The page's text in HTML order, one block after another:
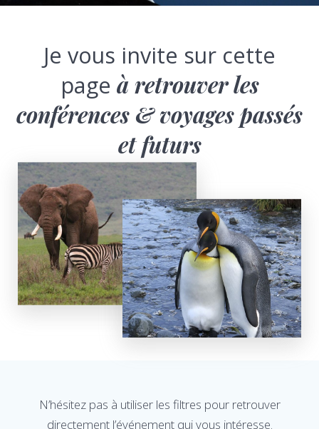
Je vous invite sur cette
page à retrouver les
conférences & voyages passés
et futurs
N’hésitez pas à utiliser les filtres pour retrouver
directement l’événement qui vous intéresse.